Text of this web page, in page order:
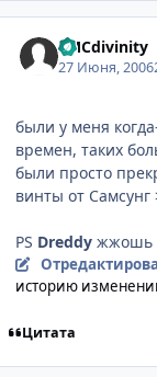
SMCdivinity
27 Июня, 2006
были у меня
времен, таких
были просто
винты от Самсунг
PS Dreddy жжошь
историю
Цитата